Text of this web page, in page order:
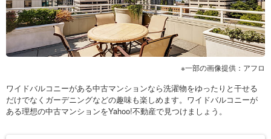
一部の画像提供：アフロ
ワイドバルコニーがある中古マンションなら洗濯物をゆったりと干せる
だけでなくガーデニングなどの趣味も楽しめます。ワイドバルコニーが
ある理想の中古マンションをYahoo!不動産で見つけましょう。